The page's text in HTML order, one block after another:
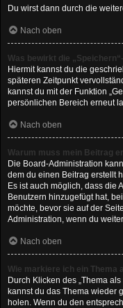
Du wirst dann durch die
Nach oben
Was bewirkt die
Hiermit kannst du die
späteren Zeitpunkt
kannst du mit der Funktion
persönlichen Bereich erneut
Nach oben
Warum muss mein Beitrag
Die Board-Administration
dem du einen Beitrag erstellt
Es ist auch möglich, dass die
Benutzern hinzugefügt hat,
möchte, bevor sie auf der
Administration, wenn du
Nach oben
Wie markiere ich ein Thema
Durch Klicken des „Thema
kannst du das Thema wieder
holen. Wenn du den